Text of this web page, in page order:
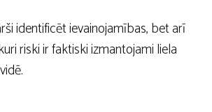
identificēt ievainojamības, bet arī
riski ir faktiski izmantojami liela